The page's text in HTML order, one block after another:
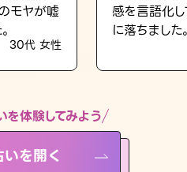
モヤが嘘
30代 女性
感を言語化
に落ちました
体験してみよう
を開く